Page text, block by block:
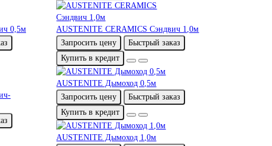
0,5м
AUSTENITE CERAMICS Сэндвич 1,0м
Запросить цену
Быстрый заказ
Купить в кредит
AUSTENITE Дымоход 0,5м
Запросить цену
Быстрый заказ
Купить в кредит
AUSTENITE Дымоход 1,0м